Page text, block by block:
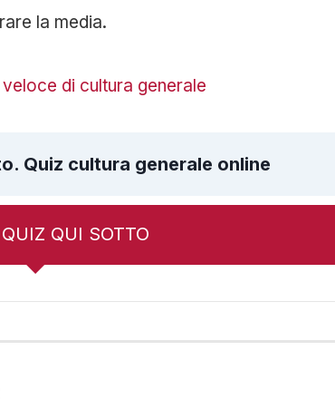
la media.
di cultura generale
Quiz cultura generale online
QUI SOTTO